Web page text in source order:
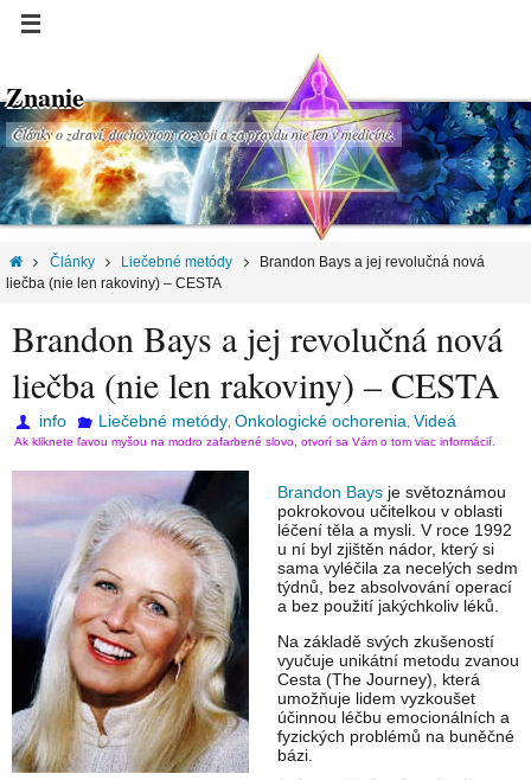
Znanie
Články o zdraví, duchovnom rozvoji a za pravdu nie len v medicíne.
Články Liečebné metódy
Brandon Bays a jej revolučná nová
liečba (nie len rakoviny) – CESTA
Brandon Bays a jej revolučná nová
liečba (nie len rakoviny) – CESTA
info Liečebné metódy, Onkologické ochorenia Videá
Ak kliknete ľavou myšou na modro zafarbené slovo, otvorí sa Vám o tom viac informácií.
Brandon Bays je světoznámou
pokrokovou učitelkou v oblasti
léčení těla a mysli. V roce 1992
u ní byl zjištěn nádor, který si
sama vyléčila za necelých sedm
týdnů, bez absolvování operací
a bez použití jakýchkoliv léků.
Na základě svých zkušeností
vyučuje unikátní metodu zvanou
Cesta (The Journey), která
umožňuje lidem vyzkoušet
účinnou léčbu emocionálních a
fyzických problémů na buněčné
bázi.